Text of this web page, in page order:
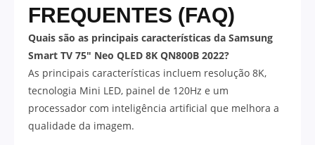
FREQUENTES (FAQ)
Quais são as principais características da Samsung
Smart TV 75″ Neo QLED 8K QN800B 2022?
As principais características incluem resolução 8K,
tecnologia Mini LED, painel de 120Hz e um
processador com inteligência artificial que melhora a
qualidade da imagem.